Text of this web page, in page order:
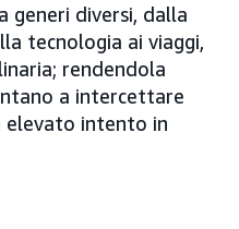
generi diversi, dalla
tecnologia ai viaggi,
rendendola
a intercettare
elevato intento in